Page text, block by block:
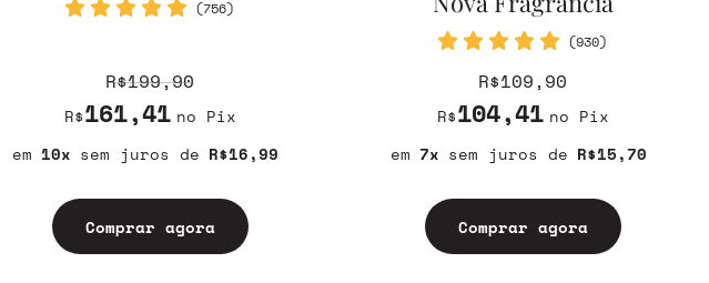
(756)
R$199,90
R$161,41 no Pix
10
R$16,99
sem juros
Comprar agora
(930)
R$109,90
R$104,41 no Pix
7
R$15,70
sem juros
Comprar agora